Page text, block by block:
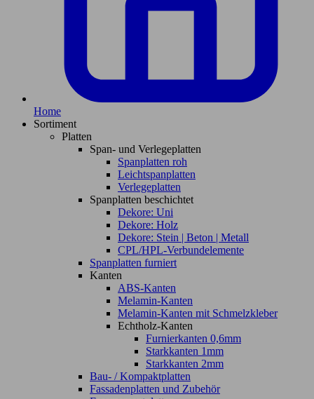
Home
Sortiment
Platten
Span- und Verlegeplatten
Spanplatten roh
Leichtspanplatten
Verlegeplatten
Spanplatten beschichtet
Dekore: Uni
Dekore: Holz
Dekore: Stein | Beton | Metall
CPL/HPL-Verbundelemente
Spanplatten furniert
Kanten
ABS-Kanten
Melamin-Kanten
Melamin-Kanten mit Schmelzkleber
Echtholz-Kanten
Furnierkanten 0,6mm
Starkkanten 1mm
Starkkanten 2mm
Bau- / Kompaktplatten
Fassadenplatten und Zubehör